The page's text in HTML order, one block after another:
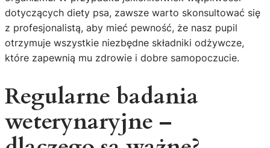
dotyczących diety psa, zawsze warto skonsultować się
z profesjonalistą, aby mieć pewność, że nasz pupil
otrzymuje wszystkie niezbędne składniki odżywcze,
które zapewnią mu zdrowie i dobre samopoczucie.
Regularne badania
weterynaryjne –